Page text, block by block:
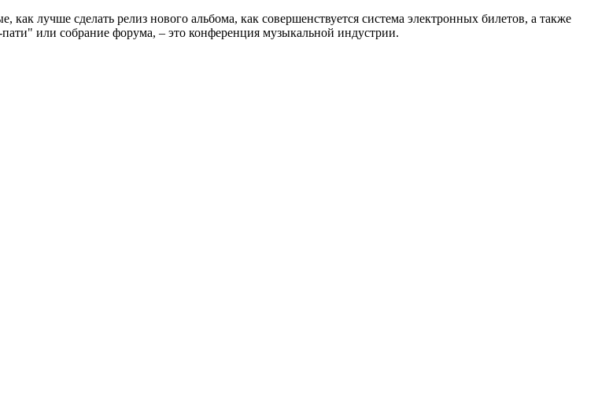
лучше сделать релиз нового альбома, как совершенствуется система электронных билетов, а также
пати" или собрание форума, – это конференция музыкальной индустрии.